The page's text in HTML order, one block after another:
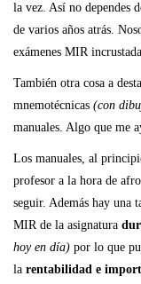
la vez. Así no dependes
de varios años atrás.
exámenes MIR
También otra cosa a
mnemotécnicas (con
manuales. Algo que me
Los manuales, al
profesor a la hora de
seguir. Además hay una
MIR de la asignatura
hoy en día) por lo que
la rentabilidad e